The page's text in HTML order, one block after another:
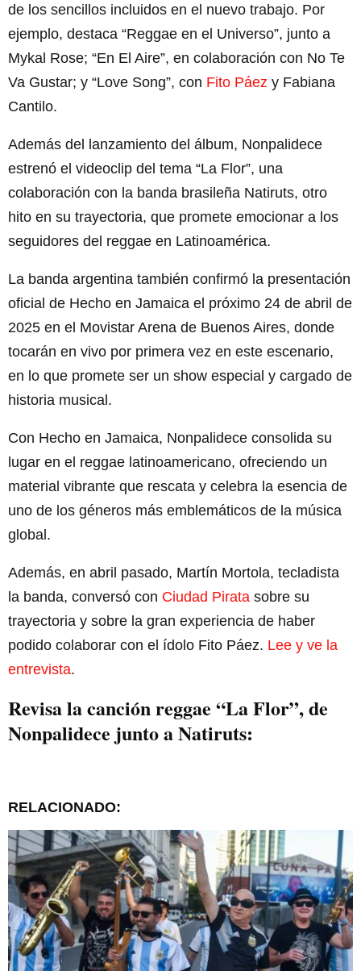
de los sencillos incluidos en el nuevo trabajo. Por
ejemplo, destaca “Reggae en el Universo”, junto a
Mykal Rose; “En El Aire”, en colaboración con No Te
Va Gustar; y “Love Song”, con Fito Páez y Fabiana
Cantilo.
Además del lanzamiento del álbum, Nonpalidece
estrenó el videoclip del tema “La Flor”, una
colaboración con la banda brasileña Natiruts, otro
hito en su trayectoria, que promete emocionar a los
seguidores del reggae en Latinoamérica.
La banda argentina también confirmó la presentación
oficial de Hecho en Jamaica el próximo 24 de abril de
2025 en el Movistar Arena de Buenos Aires, donde
tocarán en vivo por primera vez en este escenario,
en lo que promete ser un show especial y cargado de
historia musical.
Con Hecho en Jamaica, Nonpalidece consolida su
lugar en el reggae latinoamericano, ofreciendo un
material vibrante que rescata y celebra la esencia de
uno de los géneros más emblemáticos de la música
global.
Además, en abril pasado, Martín Mortola, tecladista
la banda, conversó con Ciudad Pirata sobre su
trayectoria y sobre la gran experiencia de haber
podido colaborar con el ídolo Fito Páez. Lee y ve la
entrevista.
Revisa la canción reggae “La Flor”, de
Nonpalidece junto a Natiruts:
RELACIONADO: